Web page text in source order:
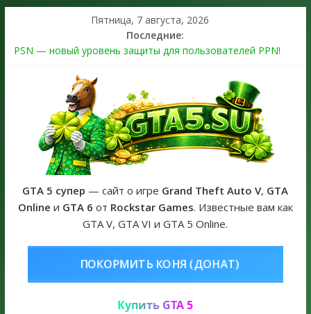
Пятница, 7 августа, 2026
Последние:
PSN — новый уровень защиты для пользователей PPN!
The Kortz Center Heist выйдет в GTA Online уже 14 июля
Регистрация в Rockstar Games Social Club ошибка #1.500.7:
как зарегистрировать аккаунт и войти без проблем в 2026
Получайте особые награды в GTA Online по программе
Fine Art Collector
GTA 6 официальная обложка игры и Предзаказ Grand Theft
Auto VI
GTA 5 супер — сайт о игре Grand Theft Auto V, GTA
Online и GTA 6 от Rockstar Games. Известные вам как
GTA V, GTA VI и GTA 5 Online.
(ДОНАТ) КУПИТЬ GTA 5
Купить GTA 5